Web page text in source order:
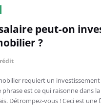
peut-on
?
requiert un investissement
est ce qui raisonne dans
Détrompez-vous ! Ceci est une